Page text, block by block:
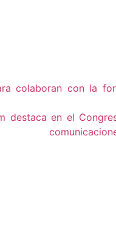
colaboran con la
destaca en el